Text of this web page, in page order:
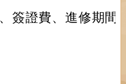
簽證費、進修期間